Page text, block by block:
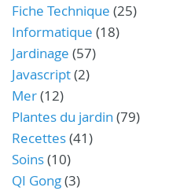
Fiche Technique (25)
Informatique (18)
Jardinage (57)
Javascript(2)
Mer(12)
Plantes du jardin (79)
Recettes(41)
Soins(10)
QI Gong(3)